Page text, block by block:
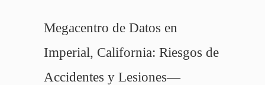
Megacentro de Datos en
Imperial, California: Riesgos de
Accidentes y Lesiones—